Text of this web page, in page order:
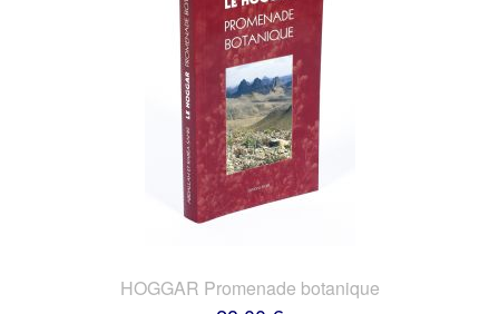
HOGGAR Promenade botanique